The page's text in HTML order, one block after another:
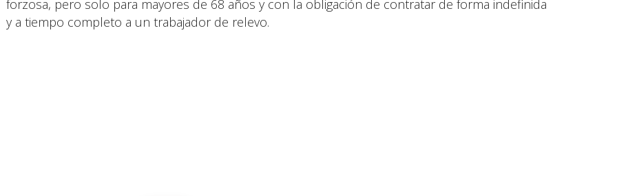
forzosa, pero solo para mayores de 68 años y con la obligación de contratar de forma indefinida
y a tiempo completo a un trabajador de relevo.